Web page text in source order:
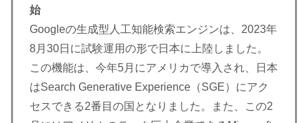
始
Googleの生成型人工知能検索エンジンは、2023年
8月30日に試験運用の形で日本に上陸しました。
この機能は、今年5月にアメリカで導入され、日本
はSearch Generative Experience（SGE）にアク
セスできる2番目の国となりました。また、この2